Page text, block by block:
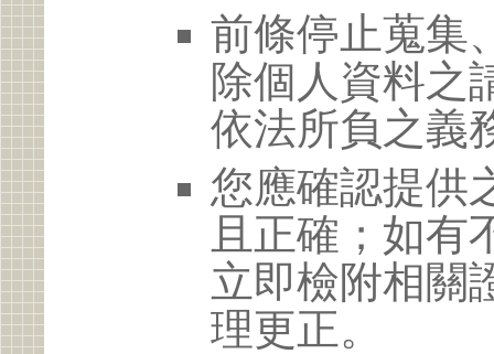
前條停止蒐集
除個人資料之
依法所負之義
您應確認提供
且正確；如有
立即檢附相關
理更正。